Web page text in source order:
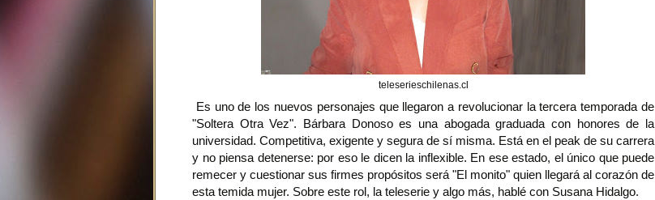
teleserieschilenas.cl
Es uno de los nuevos personajes que llegaron a revolucionar la tercera temporada de
"Soltera Otra Vez". Bárbara Donoso es una abogada graduada con honores de la
universidad. Competitiva, exigente y segura de sí misma. Está en el peak de su carrera
y no piensa detenerse: por eso le dicen la inflexible. En ese estado, el único que puede
remecer y cuestionar sus firmes propósitos será "El monito" quien llegará al corazón de
esta temida mujer. Sobre este rol, la teleserie y algo más, hablé con Susana Hidalgo.